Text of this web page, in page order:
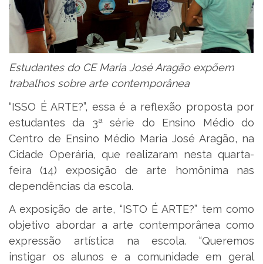
Estudantes do CE Maria José Aragão expõem
trabalhos sobre arte contemporânea
“ISSO É ARTE?”, essa é a reflexão proposta por
estudantes da 3ª série do Ensino Médio do
Centro de Ensino Médio Maria José Aragão, na
Cidade Operária, que realizaram nesta quarta-
feira (14) exposição de arte homônima nas
dependências da escola.
A exposição de arte, “ISTO É ARTE?” tem como
objetivo abordar a arte contemporânea como
expressão artística na escola. “Queremos
instigar os alunos e a comunidade em geral